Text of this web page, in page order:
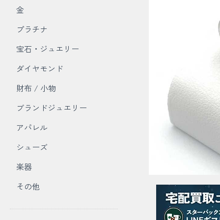
金
プラチナ
宝石・ジュエリー
ダイヤモンド
財布 / 小物
ブランドジュエリー
アパレル
シューズ
楽器
その他